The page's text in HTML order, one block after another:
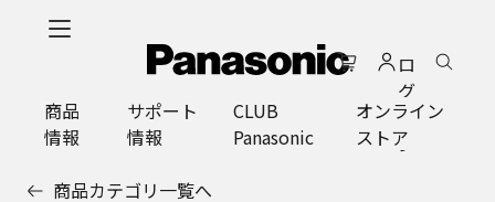
ロ
グ
イ
ン
商品
情報
サポート
情報
CLUB
Panasonic
オンライン
ストア
商品カテゴリ一覧へ